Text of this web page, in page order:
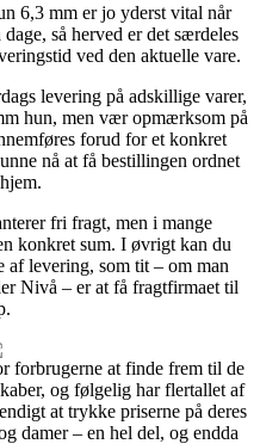
6,3 mm er jo yderst vital når
så herved er det særdeles
ved den aktuelle vare.
levering på adskillige varer,
hun, men vær opmærksom på
forud for et konkret
nå at få bestillingen ordnet
fri fragt, men i mange
konkret sum. I øvrigt kan du
af levering, som tit – om man
Nivå – er at få fragtfirmaet til
forbrugerne at finde frem til de
og følgelig har flertallet af
at trykke priserne på deres
damer – en hel del, og endda